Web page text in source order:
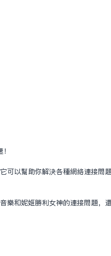
可以帮助你解决各种网络连接问
乐和妮姬胜利女神的连接问题，